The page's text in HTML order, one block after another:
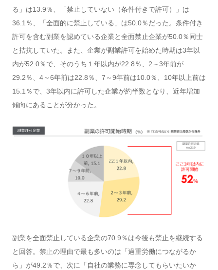
る」は13.9％、「禁止していない（条件付きで許可）」は
36.1％、「全面的に禁止している」は50.0％だった。条件付き
許可を含む副業を認めている企業と全面禁止企業が50.0％同士
と拮抗していた。また、企業が副業許可を始めた時期は3年以
内が52.0％で、そのうち１年以内が22.8％、2～3年前が
29.2％、4～6年前は22.8％、7～9年前は10.0％、10年以上前は
15.1％で、3年以内に許可した企業が約半数となり、近年増加
傾向にあることが分かった。
副業を全面禁止している企業の70.9％は今後も禁止を継続する
と回答。禁止の理由で最も多いのは「過重労働につながるか
ら」が49.2％で、次に「自社の業務に専念してもらいたいか